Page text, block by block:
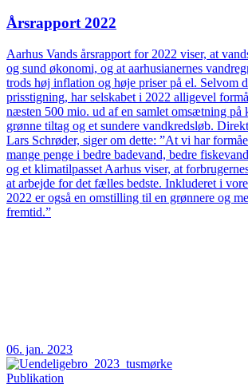
Årsrapport 2022
Aarhus Vands årsrapport for 2022 viser, at
og sund økonomi, og at aarhusianernes
trods høj inflation og høje priser på el. Selvom
prisstigning, har selskabet i 2022 alligevel
næsten 500 mio. ud af en samlet omsætning på
grønne tiltag og et sundere vandkredsløb.
Lars Schrøder, siger om dette: ”At vi har
mange penge i bedre badevand, bedre
og et klimatilpasset Aarhus viser, at
at arbejde for det fælles bedste. Inkluderet i
2022 er også en omstilling til en grønnere og
fremtid.”
06. jan. 2023
Publikation